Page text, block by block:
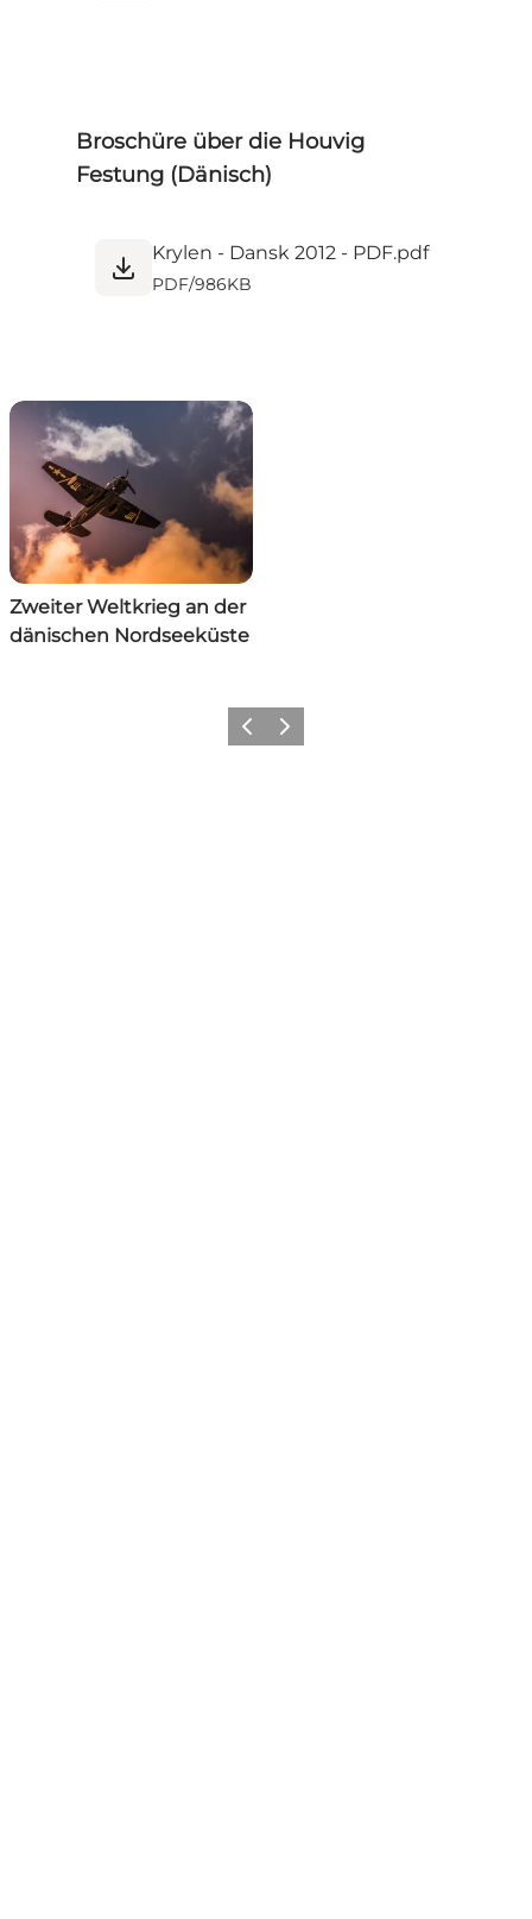
Broschüre über die Houvig
Festung (Dänisch)
Krylen - Dansk 2012 - PDF.pdf
PDF/986KB
Zweiter Weltkrieg an der
dänischen Nordseeküste
ZurückWeiter